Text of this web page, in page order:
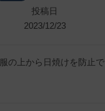
投稿日
2023/12/23
服の上から日焼けを防止